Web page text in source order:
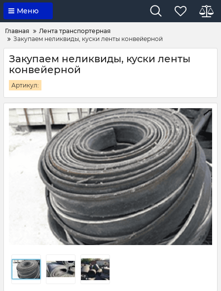
Меню
Главная
Лента транспортерная
Закупаем неликвиды, куски ленты конвейерной
Закупаем неликвиды, куски ленты
конвейерной
Артикул: